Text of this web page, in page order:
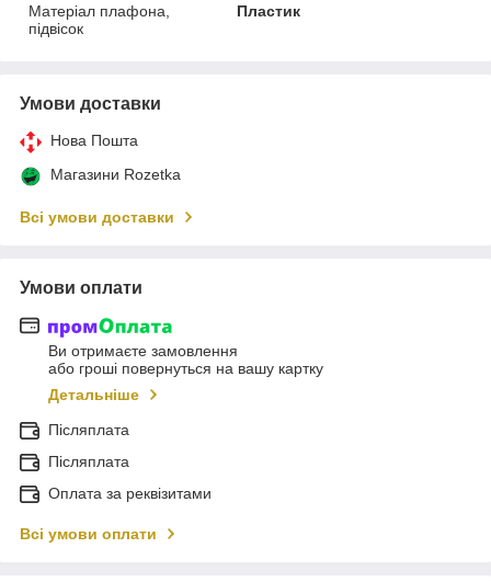
Матеріал плафона,
підвісок
Пластик
Умови доставки
Нова Пошта
Магазини Rozetka
Всі умови доставки
Умови оплати
Ви отримаєте замовлення
або гроші повернуться на вашу картку
Детальніше
Післяплата
Післяплата
Оплата за реквізитами
Всі умови оплати